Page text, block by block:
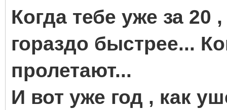
Когда тебе уже за
гораздо быстрее...
пролетают...
И вот уже год , как